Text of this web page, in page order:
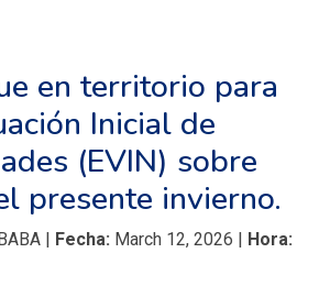
en territorio para
Inicial de
(EVIN) sobre
presente invierno.
| Fecha: March 12, 2026 | Hora: